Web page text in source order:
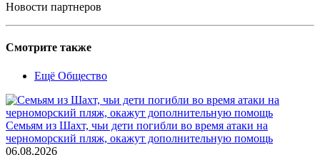
Новости партнеров
Смотрите также
Ещё Общество
Семьям из Шахт, чьи дети погибли во время атаки на
черноморский пляж, окажут дополнительную помощь
06.08.2026